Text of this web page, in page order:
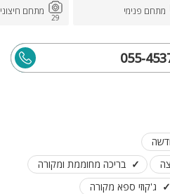
מתחם פנימי
29
מתחם חיצוני
055-
בריכה מחוממת ומקורה
ג'קוזי ספא מקורה